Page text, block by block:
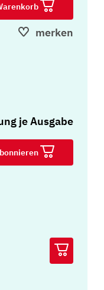
merken
je Ausgabe